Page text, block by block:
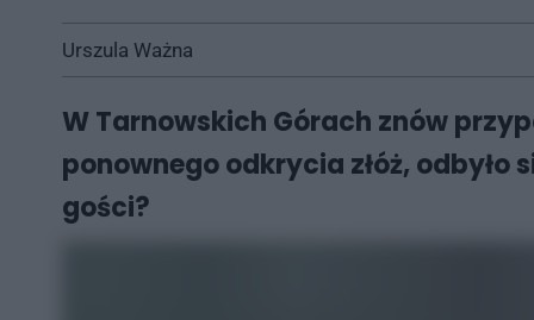
Urszula Ważna
W Tarnowskich Górach znów
ponownego odkrycia złóż,
gości?